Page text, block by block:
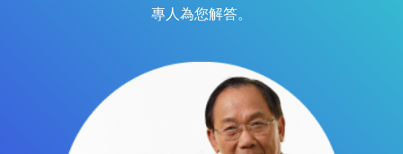
專人為您解答。